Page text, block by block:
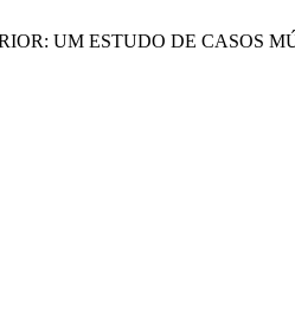
UM ESTUDO DE CASOS